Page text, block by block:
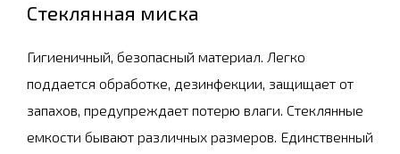
Стеклянная миска
Гигиеничный, безопасный материал. Легко
поддается обработке, дезинфекции, защищает от
запахов, предупреждает потерю влаги. Стеклянные
емкости бывают различных размеров. Единственный